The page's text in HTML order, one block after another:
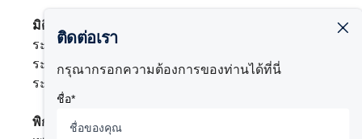
มิติตัวรถ
ระยะยื่นหน้า (I) 5,900 มม.
ระยะฐานล้อ (A) 2,500 มม.
ระยะยื่นท้าย (J) 3,290 มม.
พิกัดการรับน้ำหนัก
ติดต่อเรา
กรุณากรอกความต้องการของท่านได้ที่นี่
ชื่อ*